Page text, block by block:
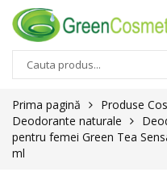
Prima pagină
Produse
Deodorante naturale
pentru femei Green Tea
ml